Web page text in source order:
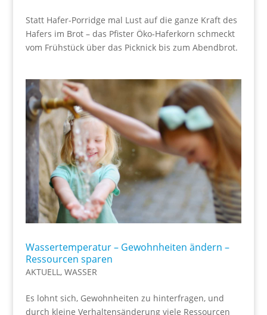
Statt Hafer-Porridge mal Lust auf die ganze Kraft des
Hafers im Brot – das Pfister Öko-Haferkorn schmeckt
vom Frühstück über das Picknick bis zum Abendbrot.
Wassertemperatur – Gewohnheiten ändern –
Ressourcen sparen
AKTUELL , WASSER
Es lohnt sich, Gewohnheiten zu hinterfragen, und
durch kleine Verhaltensänderung viele Ressourcen